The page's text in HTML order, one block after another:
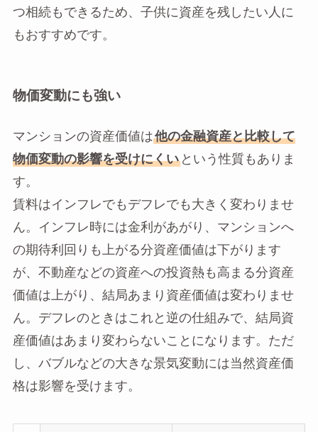
つ相続もできるため、子供に資産を残したい人に
もおすすめです。
物価変動にも強い
マンションの資産価値は他の金融資産と比較して
物価変動の影響を受けにくいという性質もありま
す。
賃料はインフレでもデフレでも大きく変わりませ
ん。インフレ時には金利があがり、マンションへ
の期待利回りも上がる分資産価値は下がります
が、不動産などの資産への投資熱も高まる分資産
価値は上がり、結局あまり資産価値は変わりませ
ん。デフレのときはこれと逆の仕組みで、結局資
産価値はあまり変わらないことになります。ただ
し、バブルなどの大きな景気変動には当然資産価
格は影響を受けます。